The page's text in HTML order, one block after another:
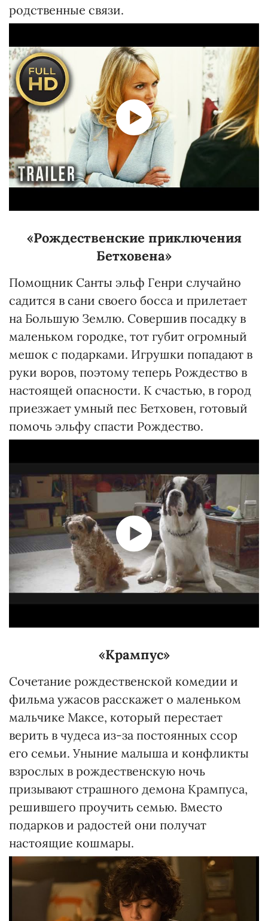
родственные связи.
«Рождественские приключения
Бетховена»
Помощник Санты эльф Генри случайно
садится в сани своего босса и прилетает
на Большую Землю. Совершив посадку в
маленьком городке, тот губит огромный
мешок с подарками. Игрушки попадают в
руки воров, поэтому теперь Рождество в
настоящей опасности. К счастью, в город
приезжает умный пес Бетховен, готовый
помочь эльфу спасти Рождество.
«Крампус»
Сочетание рождественской комедии и
фильма ужасов расскажет о маленьком
мальчике Максе, который перестает
верить в чудеса из-за постоянных ссор
его семьи. Уныние малыша и конфликты
взрослых в рождественскую ночь
призывают страшного демона Крампуса,
решившего проучить семью. Вместо
подарков и радостей они получат
настоящие кошмары.